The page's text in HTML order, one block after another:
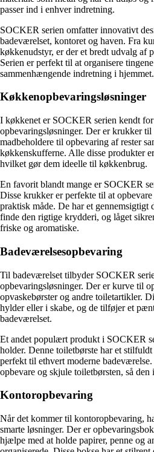
passer ind i enhver indretning.
SOCKER serien omfatter innovativt
badeværelset, kontoret og haven. Fra
køkkenudstyr, er der et bredt udvalg af
Serien er perfekt til at organisere
sammenhængende indretning i hjemmet.
Køkkenopbevaringsløsninger
I køkkenet er SOCKER serien kendt for
opbevaringsløsninger. Der er krukker
madbeholdere til opbevaring af rester
køkkenskufferne. Alle disse produkter
hvilket gør dem ideelle til køkkenbrug.
En favorit blandt mange er SOCKER
Disse krukker er perfekte til at
praktisk måde. De har et gennemsigtigt
finde den rigtige krydderi, og låget
friske og aromatiske.
Badeværelsesopbevaring
Til badeværelset tilbyder SOCKER
opbevaringsløsninger. Der er kurve til
opvaskebørster og andre toiletartikler.
hylder eller i skabe, og de tilføjer et
badeværelset.
Et andet populært produkt i SOCKER
holder. Denne toiletbørste har et
perfekt til ethvert moderne
opbevare og skjule toiletbørsten, så
Kontoropbevaring
Når det kommer til kontoropbevaring,
smarte løsninger. Der er
hjælpe med at holde papirer, penne og